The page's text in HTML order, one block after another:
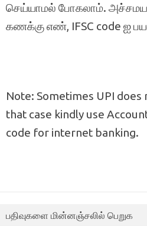
செய்யாமல் போகலாம்.
கணக்கு எண், IFSC code ஐ
Note: Sometimes UPI
that case kindly use
code for internet banking.
பதிவுகளை மின்னஞ்சலில் பெறுக